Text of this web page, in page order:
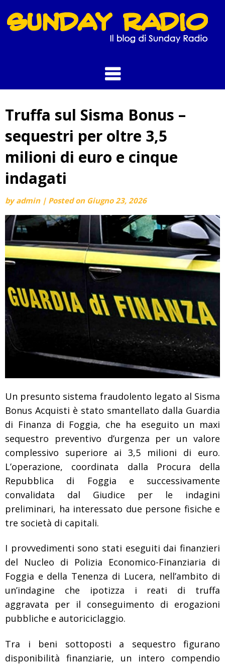
to
content
Truffa sul Sisma Bonus –
sequestri per oltre 3,5
milioni di euro e cinque
indagati
byadmin | Posted on Giugno 23, 2026
Un presunto sistema fraudolento legato al Sisma
Bonus Acquisti è stato smantellato dalla Guardia
di Finanza di Foggia, che ha eseguito un maxi
sequestro preventivo d’urgenza per un valore
complessivo superiore ai 3,5 milioni di euro.
L’operazione, coordinata dalla Procura della
Repubblica di Foggia e successivamente
convalidata dal Giudice per le indagini
preliminari, ha interessato due persone fisiche e
tre società di capitali.
I provvedimenti sono stati eseguiti dai finanzieri
del Nucleo di Polizia Economico-Finanziaria di
Foggia e della Tenenza di Lucera, nell’ambito di
un’indagine che ipotizza i reati di truffa
aggravata per il conseguimento di erogazioni
pubbliche e autoriciclaggio.
Tra i beni sottoposti a sequestro figurano
disponibilità finanziarie, un intero compendio